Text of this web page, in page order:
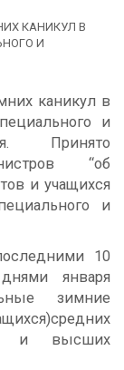
КАНИКУЛ В
И
каникул в
и
Принято
“об
и учащихся
и
10
января
зимние
и высших